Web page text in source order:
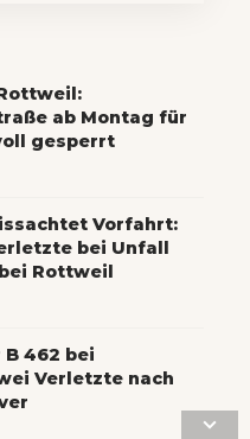
ab Montag für
gesperrt
Vorfahrt:
bei Unfall
Rottweil
462 bei
Verletzte nach